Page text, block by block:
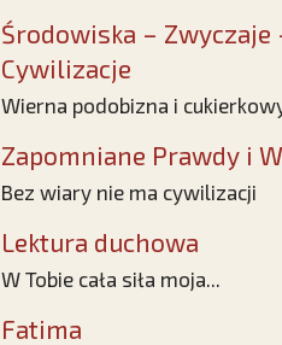
Środowiska – Zwyczaje
Cywilizacje
Wierna podobizna i
Zapomniane Prawdy i
Bez wiary nie ma cywilizacji
Lektura duchowa
W Tobie cała siła moja...
Fatima